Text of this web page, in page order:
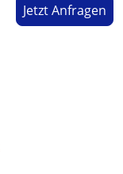
Jetzt Anfragen